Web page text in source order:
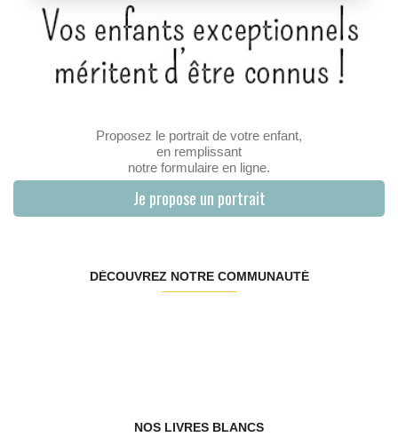
Proposez le portrait de votre enfant,
en remplissant
notre formulaire en ligne.
Je propose un portrait
DÉCOUVREZ NOTRE COMMUNAUTÉ
NOS LIVRES BLANCS